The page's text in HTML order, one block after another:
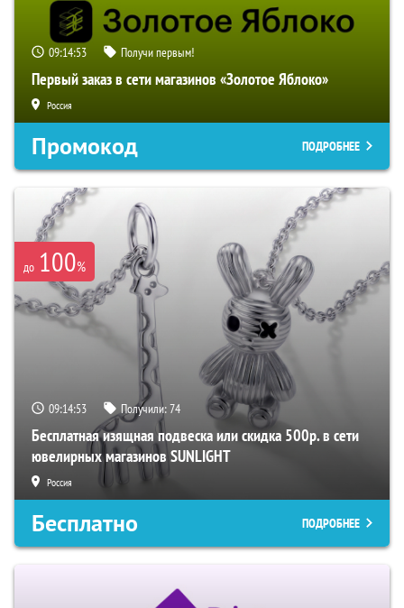
09:14:52 Получи первым!
Первый заказ в сети магазинов «Золотое Яблоко»
Россия
Промокод ПОДРОБНЕЕ
до 100%
09:14:52 Получили:74
Бесплатная изящная подвеска или скидка 500р. в сети
ювелирных магазинов SUNLIGHT
Россия
Бесплатно ПОДРОБНЕЕ